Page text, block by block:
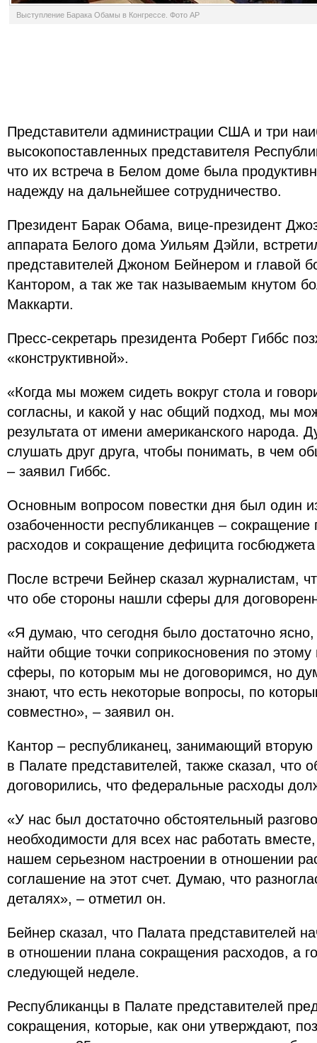
Выступление Барака Обамы в Конгрессе. Фото AP
Представители администрации США и три
высокопоставленных представителя
что их встреча в Белом доме была
надежду на дальнейшее сотрудничество.
Президент Барак Обама, вице-президент
аппарата Белого дома Уильям Дэйли,
представителей Джоном Бейнером и главой
Кантором, а так же так называемым кнутом
Маккарти.
Пресс-секретарь президента Роберт Гиббс
«конструктивной».
«Когда мы можем сидеть вокруг стола и
согласны, и какой у нас общий подход, мы
результата от имени американского народа.
слушать друг друга, чтобы понимать, в чем
– заявил Гиббс.
Основным вопросом повестки дня был один
озабоченности республиканцев – сокращение
расходов и сокращение дефицита
После встречи Бейнер сказал журналистам,
что обе стороны нашли сферы для
«Я думаю, что сегодня было достаточно ясно,
найти общие точки соприкосновения по
сферы, по которым мы не договоримся, но
знают, что есть некоторые вопросы, по
совместно», – заявил он.
Кантор – республиканец, занимающий вторую
в Палате представителей, также сказал, что
договорились, что федеральные расходы
«У нас был достаточно обстоятельный
необходимости для всех нас работать
нашем серьезном настроении в отношении
соглашение на этот счет. Думаю, что
деталях», – отметил он.
Бейнер сказал, что Палата представителей
в отношении плана сокращения расходов, а
следующей неделе.
Республиканцы в Палате представителей
сокращения, которые, как они утверждают,